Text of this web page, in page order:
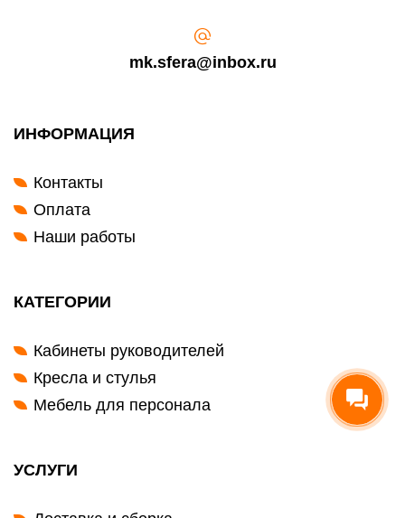
mk.sfera@inbox.ru
ИНФОРМАЦИЯ
Контакты
Оплата
Наши работы
КАТЕГОРИИ
Кабинеты руководителей
Кресла и стулья
Мебель для персонала
УСЛУГИ